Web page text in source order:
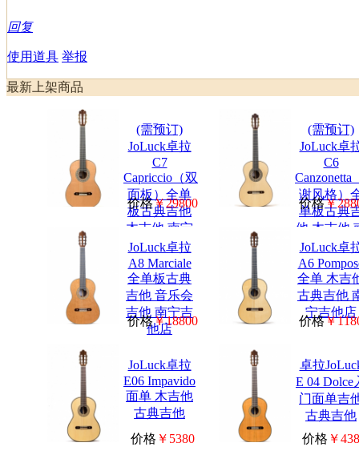
回复
使用道具 举报
最新上架商品
(需预订)
JoLuck卓拉
C7
Capriccio（双
面板）全单
板古典吉他
木吉他 南宁
买吉他
价格￥29800
(需预订)
JoLuck卓
C6
Canzonetta
谢风格）
单板古典
他 木吉他
宁吉他店
价格￥
JoLuck卓拉
A8 Marciale
全单板古典
吉他 音乐会
吉他 南宁吉
他店
价格￥18800
JoLuck卓
A6
全单 木吉
古典吉他
宁吉他店
价格￥
JoLuck卓拉
E06 Impavido
面单 木吉他
古典吉他
价格 ￥5380
卓拉
E 04 Dolce
门面单吉
古典吉他
价格 ￥